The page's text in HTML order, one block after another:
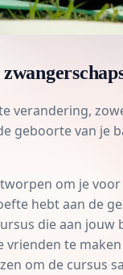
verandering,
geboorte van
om je
hebt aan de
die aan
vrienden te
om de cursus